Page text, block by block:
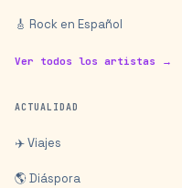
🎸 Rock en Español
Ver todos los artistas →
ACTUALIDAD
✈️ Viajes
🌎 Diáspora